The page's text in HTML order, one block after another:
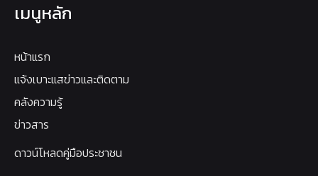
เมนูหลัก
หน้าแรก
แจ้งเบาะแสข่าวและติดตาม
คลังความรู้
ข่าวสาร
ดาวน์โหลดคู่มือประชาชน